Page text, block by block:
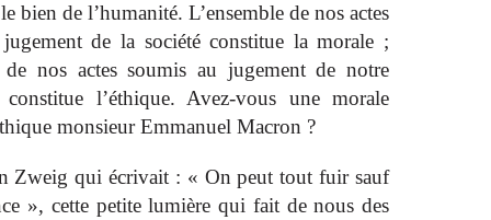
bien de l’humanité. L’ensemble de nos actes
de la société constitue la morale ;
de nos actes soumis au jugement de notre
constitue l’éthique. Avez-vous une morale
monsieur Emmanuel Macron ?
Zweig qui écrivait : « On peut tout fuir sauf
», cette petite lumière qui fait de nous des